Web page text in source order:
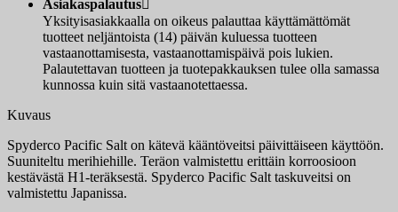
Asiakaspalautus
Yksityisasiakkaalla on oikeus palauttaa käyttämättömät
tuotteet neljäntoista (14) päivän kuluessa tuotteen
vastaanottamisesta, vastaanottamispäivä pois lukien.
Palautettavan tuotteen ja tuotepakkauksen tulee olla samassa
kunnossa kuin sitä vastaanotettaessa.
Kuvaus
Spyderco Pacific Salt on kätevä kääntöveitsi päivittäiseen käyttöön.
Suuniteltu merihiehille. Teräon valmistettu erittäin korroosioon
kestävästä H1-teräksestä. Spyderco Pacific Salt taskuveitsi on
valmistettu Japanissa.